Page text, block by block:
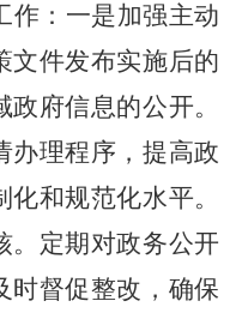
作：一是加强主动
文件发布实施后的
府信息的公开。
办理程序，提高政
和规范化水平。
。定期对政务公开
时督促整改，确保